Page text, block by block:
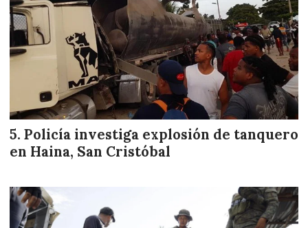
Policía investiga explosión de tanquero
en Haina, San Cristóbal